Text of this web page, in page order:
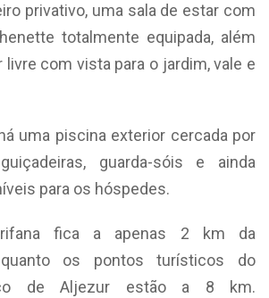
privativo, uma sala de estar com
totalmente equipada, além
livre com vista para o jardim, vale e
uma piscina exterior cercada por
guarda-sóis e ainda
para os hóspedes.
fica a apenas 2 km da
os pontos turísticos do
de Aljezur estão a 8 km.